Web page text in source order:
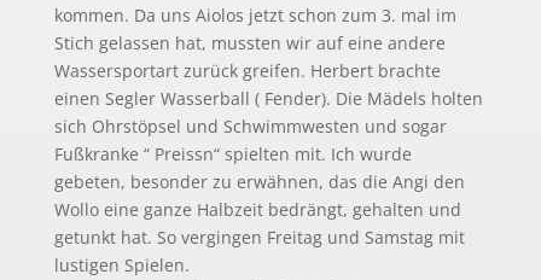
kommen. Da uns Aiolos jetzt schon zum 3. mal im
Stich gelassen hat, mussten wir auf eine andere
Wassersportart zurück greifen. Herbert brachte
einen Segler Wasserball ( Fender). Die Mädels holten
sich Ohrstöpsel und Schwimmwesten und sogar
Fußkranke “ Preissn“ spielten mit. Ich wurde
gebeten, besonder zu erwähnen, das die Angi den
Wollo eine ganze Halbzeit bedrängt, gehalten und
getunkt hat. So vergingen Freitag und Samstag mit
lustigen Spielen.